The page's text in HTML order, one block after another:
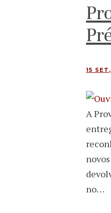
15
A
no…